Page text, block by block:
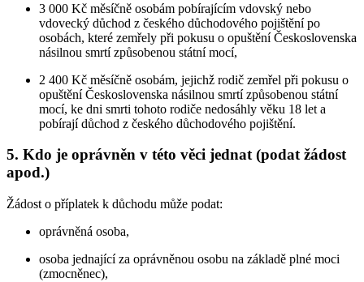
3 000 Kč měsíčně osobám pobírajícím vdovský nebo
vdovecký důchod z českého důchodového pojištění po
osobách, které zemřely při pokusu o opuštění Československa
násilnou smrtí způsobenou státní mocí,
2 400 Kč měsíčně osobám, jejichž rodič zemřel při pokusu o
opuštění Československa násilnou smrtí způsobenou státní
mocí, ke dni smrti tohoto rodiče nedosáhly věku 18 let a
pobírají důchod z českého důchodového pojištění.
5. Kdo je oprávněn v této věci jednat (podat žádost
apod.)
Žádost o příplatek k důchodu může podat:
oprávněná osoba,
osoba jednající za oprávněnou osobu na základě plné moci
(zmocněnec),